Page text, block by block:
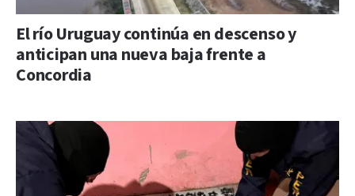
El río Uruguay continúa en descenso y
anticipan una nueva baja frente a
Concordia